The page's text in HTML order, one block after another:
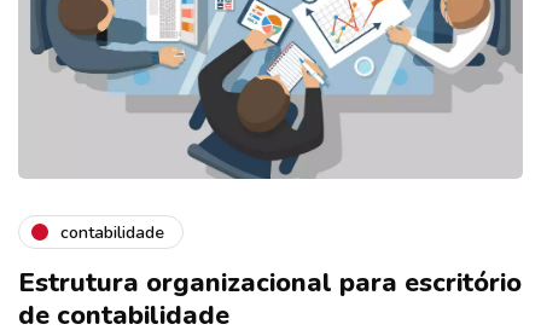
contabilidade
Estrutura organizacional para escritório
de contabilidade